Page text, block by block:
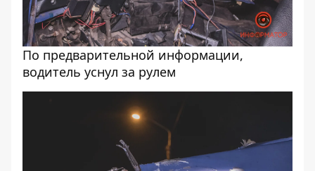
По предварительной информации,
водитель уснул за рулем